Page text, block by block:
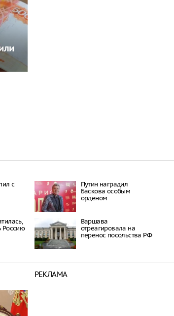
с
Путин наградил
Баскова особым
орденом
Россию
Варшава
отреагировала на
перенос посольства РФ
РЕКЛАМА